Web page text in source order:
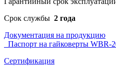
Срок службы 2 года
Документация на продукцию
Паспорт на гайковерты WBR-
Сертификация